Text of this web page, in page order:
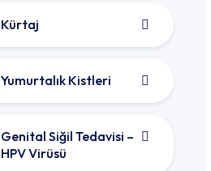
Kürtaj
Yumurtalık Kistleri
Genital Siğil Tedavisi –
HPV Virüsü